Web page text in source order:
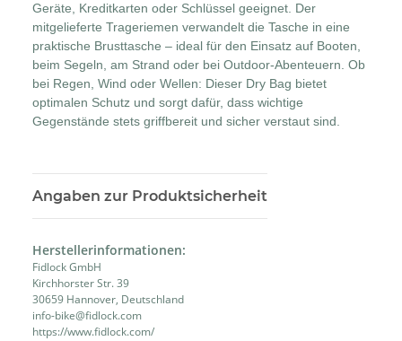
Geräte, Kreditkarten oder Schlüssel geeignet. Der
mitgelieferte Trageriemen verwandelt die Tasche in eine
praktische Brusttasche – ideal für den Einsatz auf Booten,
beim Segeln, am Strand oder bei Outdoor-Abenteuern. Ob
bei Regen, Wind oder Wellen: Dieser Dry Bag bietet
optimalen Schutz und sorgt dafür, dass wichtige
Gegenstände stets griffbereit und sicher verstaut sind.
Angaben zur Produktsicherheit
Herstellerinformationen:
Fidlock GmbH
Kirchhorster Str. 39
30659 Hannover, Deutschland
info-bike@fidlock.com
https://www.fidlock.com/